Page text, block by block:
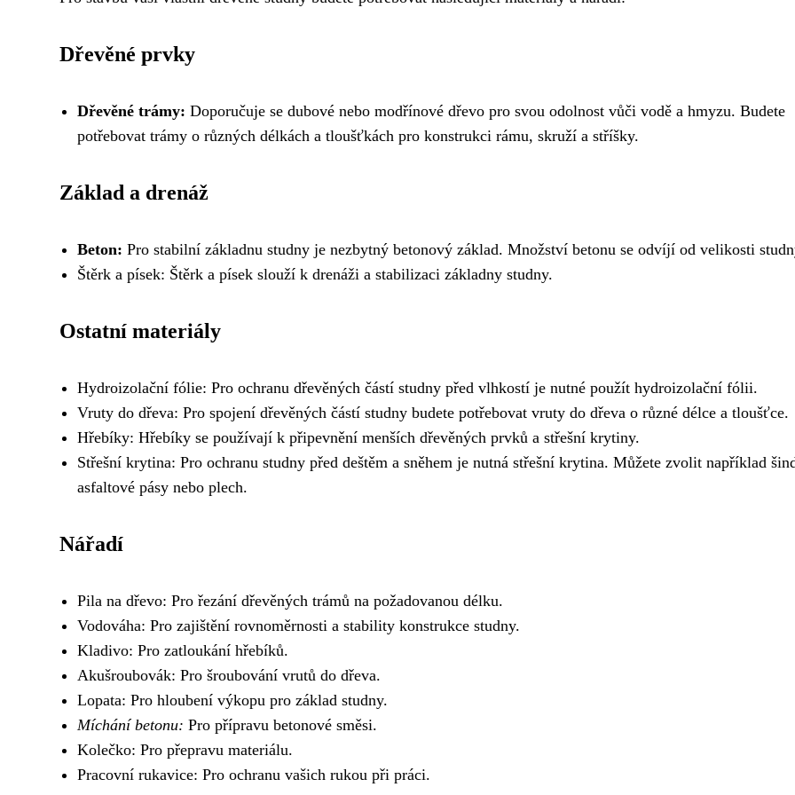
Dřevěné prvky
Dřevěné trámy: Doporučuje se dubové nebo modřínové dřevo pro svou odolnost vůči vodě a hmyzu. Budete
potřebovat trámy o různých délkách a tloušťkách pro konstrukci rámu, skruží a stříšky.
Základ a drenáž
Beton: Pro stabilní základnu studny je nezbytný betonový základ. Množství betonu se odvíjí od velikosti
Štěrk a písek: Štěrk a písek slouží k drenáži a stabilizaci základny studny.
Ostatní materiály
Hydroizolační fólie: Pro ochranu dřevěných částí studny před vlhkostí je nutné použít hydroizolační fólii.
Vruty do dřeva: Pro spojení dřevěných částí studny budete potřebovat vruty do dřeva o různé délce a tloušťce.
Hřebíky: Hřebíky se používají k připevnění menších dřevěných prvků a střešní krytiny.
Střešní krytina: Pro ochranu studny před deštěm a sněhem je nutná střešní krytina. Můžete zvolit například
asfaltové pásy nebo plech.
Nářadí
Pila na dřevo: Pro řezání dřevěných trámů na požadovanou délku.
Vodováha: Pro zajištění rovnoměrnosti a stability konstrukce studny.
Kladivo: Pro zatloukání hřebíků.
Akušroubovák: Pro šroubování vrutů do dřeva.
Lopata: Pro hloubení výkopu pro základ studny.
Míchání betonu: Pro přípravu betonové směsi.
Kolečko: Pro přepravu materiálu.
Pracovní rukavice: Pro ochranu vašich rukou při práci.